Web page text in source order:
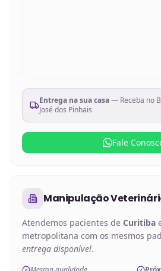
Entrega na sua casa— Receba no
José dos Pinhais
Fale
Manipulação
Atendemos pacientes de Curitiba
metropolitana com os mesmos
entrega disponível.